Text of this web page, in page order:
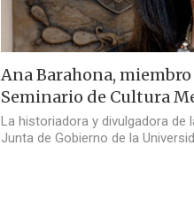
Ana Barahona,
Seminario de Cultura
La historiadora y divulgadora de
Junta de Gobierno de la